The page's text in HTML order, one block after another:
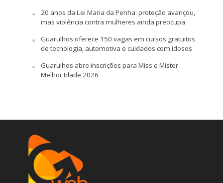
20 anos da Lei Maria da Penha: proteção avançou,
mas violência contra mulheres ainda preocupa
Guarulhos oferece 150 vagas em cursos gratuitos
de tecnologia, automotiva e cuidados com idosos
Guarulhos abre inscrições para Miss e Mister
Melhor Idade 2026